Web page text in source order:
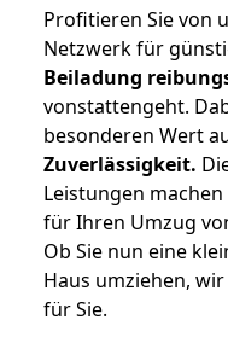
Profitieren Sie von
Netzwerk für
Beiladung
vonstattengeht.
besonderen Wert
Zuverlässigkeit.
Leistungen
für Ihren Umzug
Ob Sie nun eine
Haus umziehen,
für Sie.